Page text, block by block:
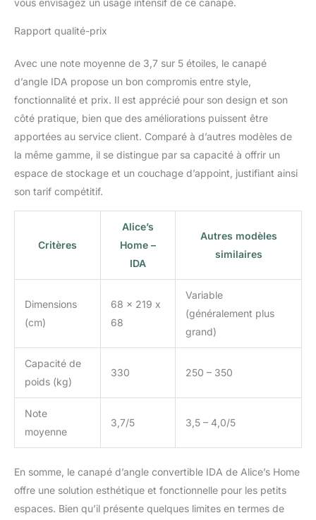
vous envisagez un usage intensif de ce canapé.
Rapport qualité-prix
Avec une note moyenne de 3,7 sur 5 étoiles, le canapé
d’angle IDA propose un bon compromis entre style,
fonctionnalité et prix. Il est apprécié pour son design et son
côté pratique, bien que des améliorations puissent être
apportées au service client. Comparé à d’autres modèles de
la même gamme, il se distingue par sa capacité à offrir un
espace de stockage et un couchage d’appoint, justifiant ainsi
son tarif compétitif.
Critères
Alice’s
Home –
IDA
Autres modèles
similaires
Dimensions
(cm)
68 x 219 x
68
Variable
(généralement plus
grand)
Capacité de
poids (kg)
330 250 – 350
Note
moyenne
3,7/5 3,5 – 4,0/5
En somme, le canapé d’angle convertible IDA de Alice’s Home
offre une solution esthétique et fonctionnelle pour les petits
espaces. Bien qu’il présente quelques limites en termes de